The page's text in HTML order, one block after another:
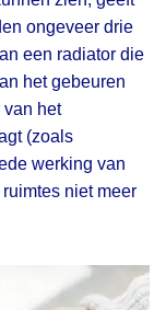
ongeveer drie
een radiator die
het gebeuren
van het
(zoals
werking van
niet meer